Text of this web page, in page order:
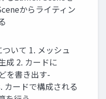
からライティン
いて 1. メッシュ
成 2. カードに
を書き出す-
カードで構成される